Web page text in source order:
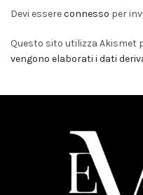
Devi essereconnesso per
Questo sito utilizza Akismet
vengono elaborati i dati